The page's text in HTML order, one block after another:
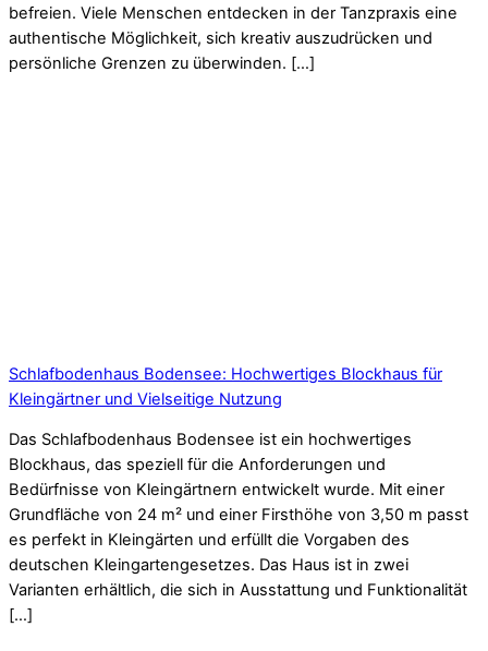
befreien. Viele Menschen entdecken in der Tanzpraxis eine
authentische Möglichkeit, sich kreativ auszudrücken und
persönliche Grenzen zu überwinden. […]
Schlafbodenhaus Bodensee: Hochwertiges Blockhaus für
Kleingärtner und Vielseitige Nutzung
Das Schlafbodenhaus Bodensee ist ein hochwertiges
Blockhaus, das speziell für die Anforderungen und
Bedürfnisse von Kleingärtnern entwickelt wurde. Mit einer
Grundfläche von 24 m² und einer Firsthöhe von 3,50 m passt
es perfekt in Kleingärten und erfüllt die Vorgaben des
deutschen Kleingartengesetzes. Das Haus ist in zwei
Varianten erhältlich, die sich in Ausstattung und Funktionalität
[…]